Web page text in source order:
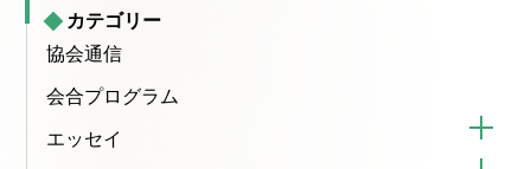
カテゴリー
協会通信
会合プログラム
エッセイ